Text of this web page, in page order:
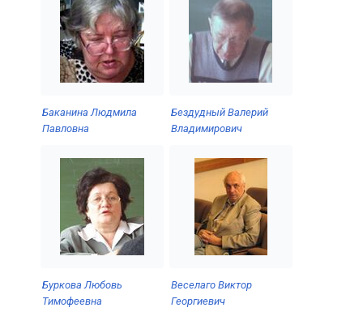
Баканина Людмила
Павловна
Бездудный Валерий
Владимирович
Буркова Любовь
Тимофеевна
Веселаго Виктор
Георгиевич